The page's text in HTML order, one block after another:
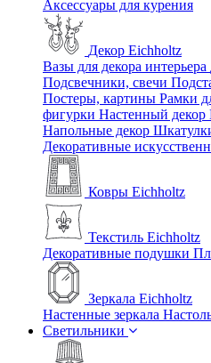
Аксессуары для курения
Декор Eichholtz
Вазы для декора интерьера
Подсвечники, свечи
Постеры, картины Рамки
фигурки Настенный декор
Напольные декор
Декоративные
Ковры Eichholtz
Текстиль Eichholtz
Декоративные подушки
Зеркала Eichholtz
Настенные зеркала
Светильники